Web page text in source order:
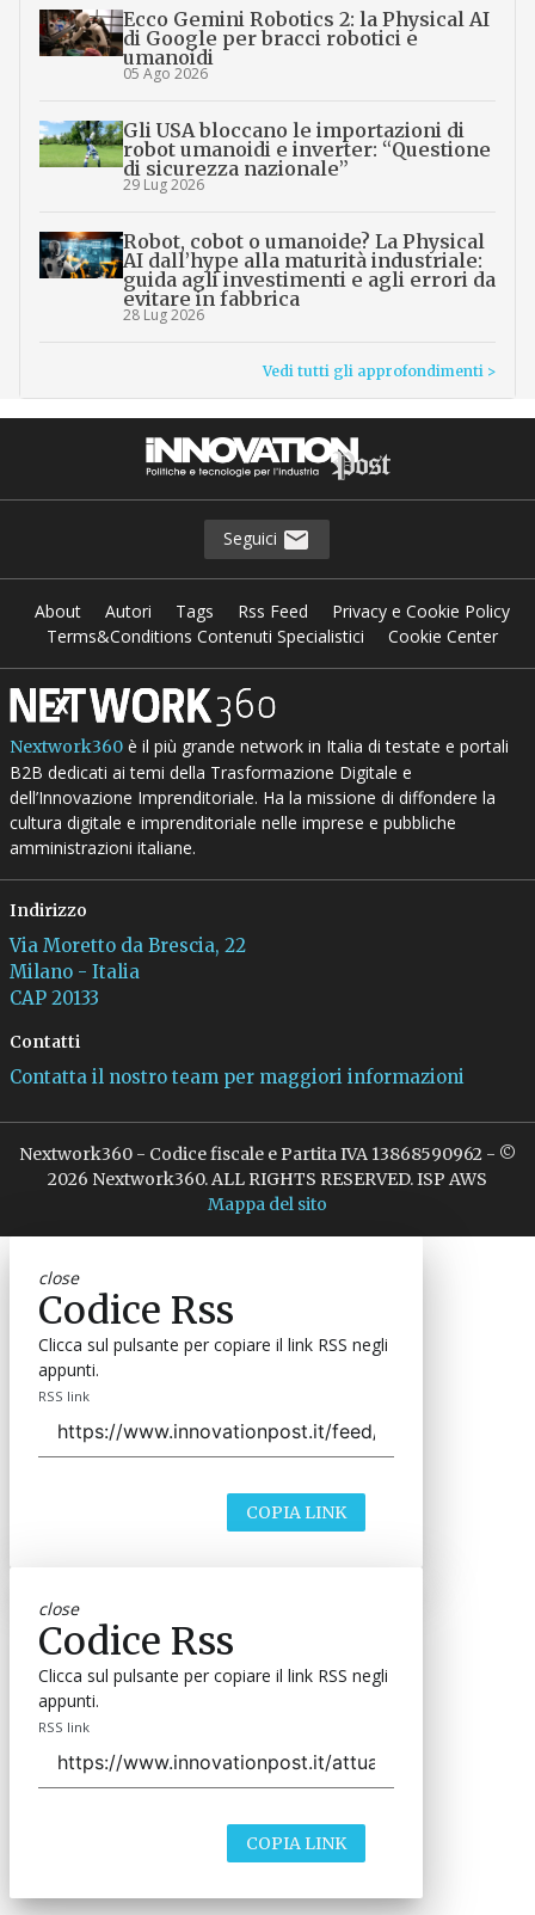
Ecco Gemini Robotics 2: la Physical AI
di Google per bracci robotici e
umanoidi
05 Ago 2026
Gli USA bloccano le importazioni di
robot umanoidi e inverter: “Questione
di sicurezza nazionale”
29 Lug 2026
Robot, cobot o umanoide? La Physical
AI dall’hype alla maturità industriale:
guida agli investimenti e agli errori da
evitare in fabbrica
28 Lug 2026
Vedi tutti gli approfondimenti >
Seguici
About Autori Tags Rss Feed
Privacy e Cookie Policy
Terms&Conditions Contenuti Specialistici
Cookie Center
Nextwork360è il più grande network in Italia di testate e portali
B2B dedicati ai temi della Trasformazione Digitale e
dell’Innovazione Imprenditoriale. Ha la missione di diffondere la
cultura digitale e imprenditoriale nelle imprese e pubbliche
amministrazioni italiane.
Indirizzo
Via Moretto da Brescia, 22
Milano - Italia
CAP 20133
Contatti
Contatta il nostro team per maggiori informazioni
Nextwork360 - Codice fiscale e Partita IVA 13868590962 - ©
2026 Nextwork360. ALL RIGHTS RESERVED. ISP AWS
Mappa del sito
close
Codice Rss
Clicca sul pulsante per copiare il link RSS negli
appunti.
RSS link
COPIA LINK
close
Codice Rss
Clicca sul pulsante per copiare il link RSS negli
appunti.
RSS link
COPIA LINK